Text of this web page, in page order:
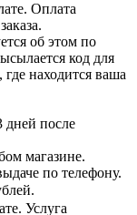
Оплата
об этом по
код для
где находится ваша
дней после
магазине.
по телефону.
Услуга